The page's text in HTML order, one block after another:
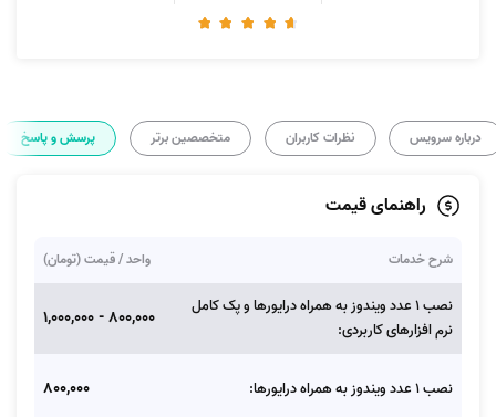
درباره سرویس نظرات کاربران متخصصین برتر پرسش و پاسخ
راهنمای قیمت
شرح خدمات واحد / قیمت (تومان)
نصب 1 عدد ویندوز به همراه درایورها و پک کامل
نرم افزارهای کاربردی:
800,000 - 1,000,000
نصب 1 عدد ویندوز به همراه درایورها: 800,000